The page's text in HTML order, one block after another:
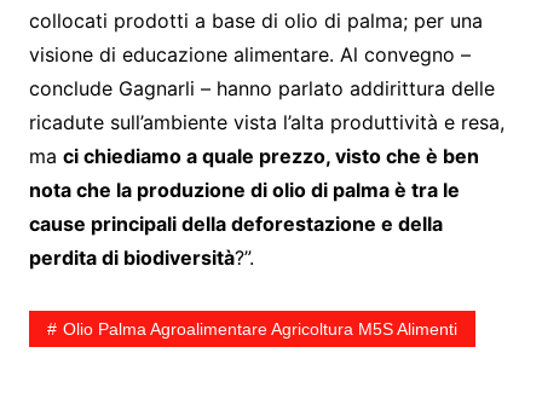
collocati prodotti a base di olio di palma; per una
visione di educazione alimentare. Al convegno –
conclude Gagnarli – hanno parlato addirittura delle
ricadute sull’ambiente vista l’alta produttività e resa,
ma ci chiediamo a quale prezzo, visto che è ben
nota che la produzione di olio di palma è tra le
cause principali della deforestazione e della
perdita di biodiversità?”.
Olio Palma Agroalimentare Agricoltura M5S Alimenti